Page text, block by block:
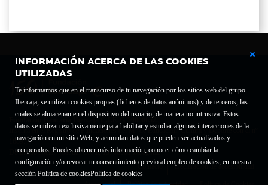
INFORMACIÓN ACERCA DE LAS COOKIES
UTILIZADAS
Te informamos que en el transcurso de tu navegación por los sitios web del grupo
Ibercaja, se utilizan cookies propias (ficheros de datos anónimos) y de terceros, las
cuales se almacenan en el dispositivo del usuario, de manera no intrusiva. Estos
datos se utilizan exclusivamente para habilitar y estudiar algunas interacciones de la
navegación en un sitio Web, y acumulan datos que pueden ser actualizados y
recuperados. Puedes obtener más información, conocer cómo cambiar la
configuración y/o revocar tu consentimiento previo al empleo de cookies, en nuestra
sección Política de cookiesPolítica de cookies
Fundación Bancaria Ibercaja C.I.F. G-50000652.
Inscrita en el Registro de Fundaciones del Mº de Educación, Cultura y Deporte con el nº
1689.
Domicilio social: Joaquín Costa, 13. 50001 Zaragoza.
Contacto
Declaración de accesibilidad